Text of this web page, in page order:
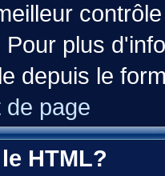
plus
depuis le
de page
HTML?